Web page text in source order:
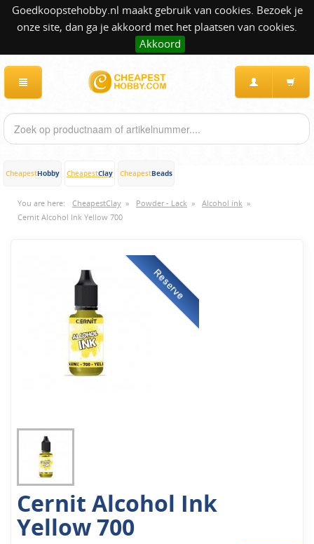
Goedkoopstehobby.nl maakt gebruik van cookies. Bezoek je
onze site, dan ga je akkoord met het plaatsen van cookies.
Akkoord
CheapestHobby CheapestClay CheapestBeads
You are here: CheapestClay » Powder - Lack » Alcohol ink »
Cernit Alcohol Ink Yellow 700
Reserve
Cernit Alcohol Ink
Yellow 700